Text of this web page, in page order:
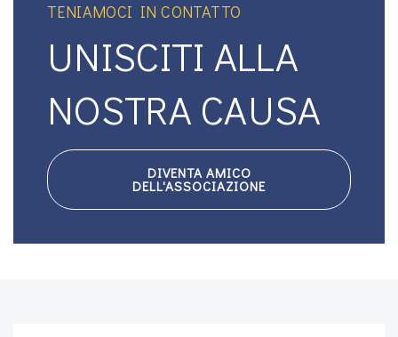
TENIAMOCI IN CONTATTO
UNISCITI ALLA
NOSTRA CAUSA
DIVENTA AMICO
DELL'ASSOCIAZIONE